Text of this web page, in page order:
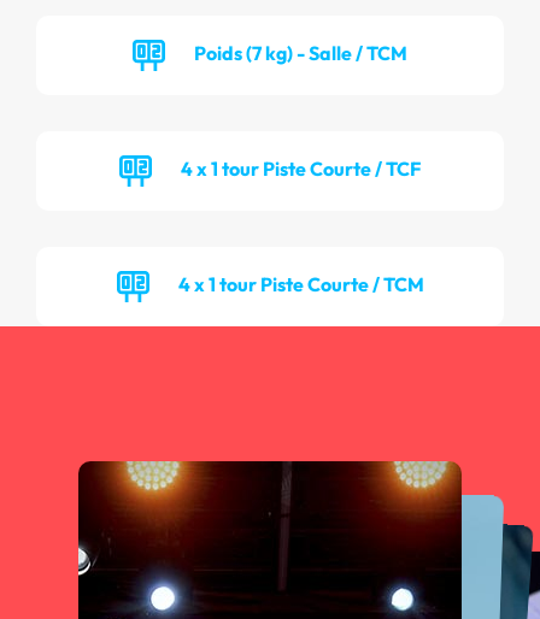
Poids (7 kg) - Salle / TCM
4 x 1 tour Piste Courte / TCF
4 x 1 tour Piste Courte / TCM